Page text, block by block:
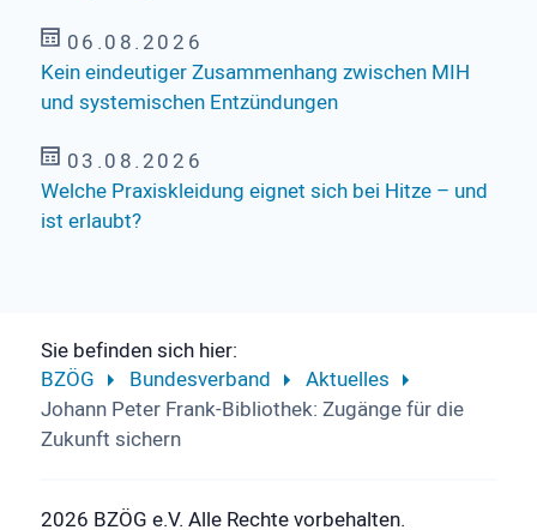
06.08.2026
Kein eindeutiger Zusammenhang zwischen MIH
und systemischen Entzündungen
03.08.2026
Welche Praxiskleidung eignet sich bei Hitze – und
ist erlaubt?
Sie befinden sich hier:
BZÖG
Bundesverband
Aktuelles
Johann Peter Frank-Bibliothek: Zugänge für die
Zukunft sichern
2026 BZÖG e.V. Alle Rechte vorbehalten.